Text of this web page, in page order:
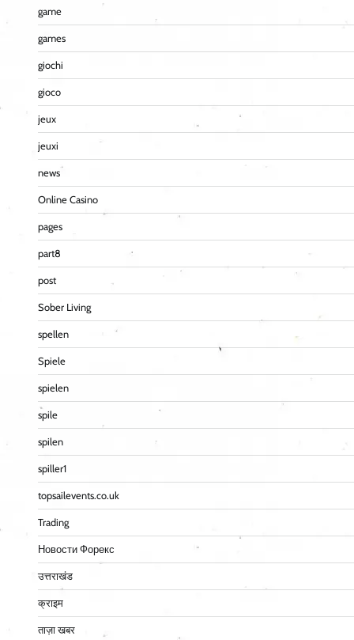
game
games
giochi
gioco
jeux
jeuxi
news
Online Casino
pages
part8
post
Sober Living
spellen
Spiele
spielen
spile
spilen
spiller1
topsailevents.co.uk
Trading
Новости Форекс
उत्तराखंड
क्राइम
ताज़ा खबर